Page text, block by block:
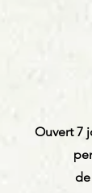
Ouvert 7